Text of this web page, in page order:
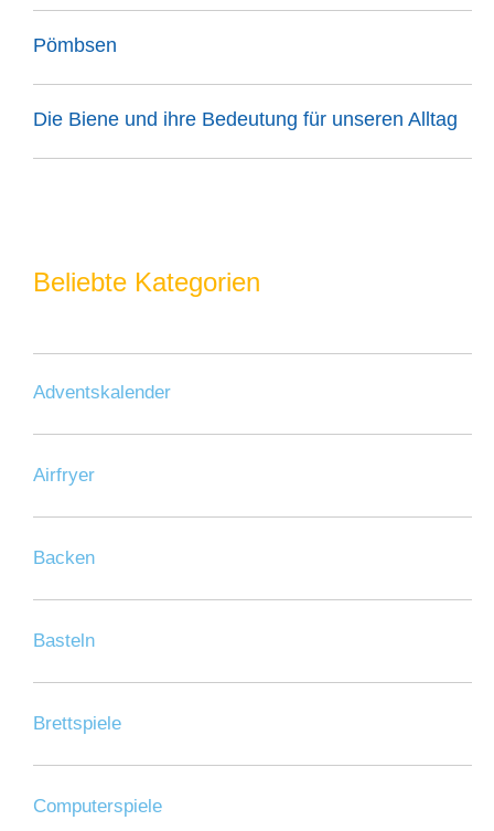
Pömbsen
Die Biene und ihre Bedeutung für unseren Alltag
Beliebte Kategorien
Adventskalender
Airfryer
Backen
Basteln
Brettspiele
Computerspiele